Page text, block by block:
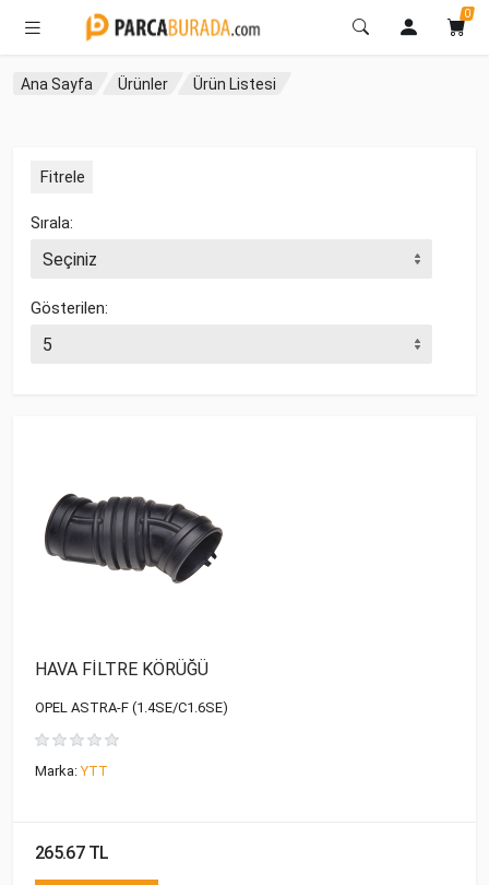
0
Ana Sayfa Ürünler Ürün Listesi
Fitrele
Sırala:
Gösterilen:
HAVA FİLTRE KÖRÜĞÜ
OPEL ASTRA-F (1.4SE/C1.6SE)
Marka:YTT
265.67 TL